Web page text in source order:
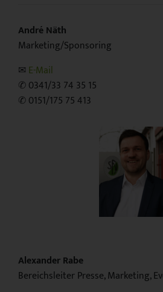
André Näth
Marketing/Sponsoring
✉︎ E-Mail
✆ 0341/33 74 35 15
✆ 0151/175 75 413
Alexander Rabe
Bereichsleiter Presse, Marketing,